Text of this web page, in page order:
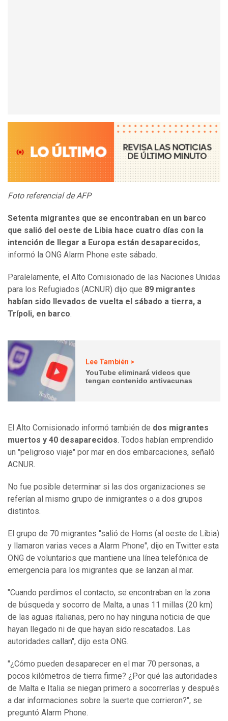
Foto referencial de AFP
Setenta migrantes que se encontraban en un barco
que salió del oeste de Libia hace cuatro días con la
intención de llegar a Europa están desaparecidos,
informó la ONG Alarm Phone este sábado.
Paralelamente, el Alto Comisionado de las Naciones Unidas
para los Refugiados (ACNUR) dijo que 89 migrantes
habían sido llevados de vuelta el sábado a tierra, a
Trípoli, en barco.
Lee También >
YouTube eliminará videos que
tengan contenido antivacunas
El Alto Comisionado informó también de dos migrantes
muertos y 40 desaparecidos. Todos habían emprendido
un "peligroso viaje" por mar en dos embarcaciones, señaló
ACNUR.
No fue posible determinar si las dos organizaciones se
referían al mismo grupo de inmigrantes o a dos grupos
distintos.
El grupo de 70 migrantes "salió de Homs (al oeste de Libia)
y llamaron varias veces a Alarm Phone", dijo en Twitter esta
ONG de voluntarios que mantiene una línea telefónica de
emergencia para los migrantes que se lanzan al mar.
"Cuando perdimos el contacto, se encontraban en la zona
de búsqueda y socorro de Malta, a unas 11 millas (20 km)
de las aguas italianas, pero no hay ninguna noticia de que
hayan llegado ni de que hayan sido rescatados. Las
autoridades callan", dijo esta ONG.
"¿Cómo pueden desaparecer en el mar 70 personas, a
pocos kilómetros de tierra firme? ¿Por qué las autoridades
de Malta e Italia se niegan primero a socorrerlas y después
a dar informaciones sobre la suerte que corrieron?", se
preguntó Alarm Phone.